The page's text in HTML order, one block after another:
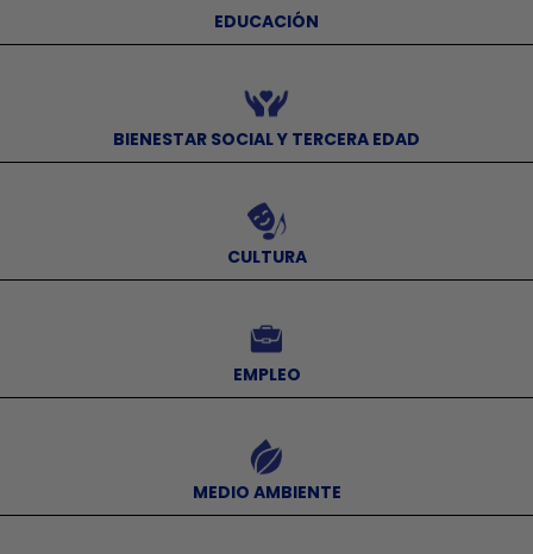
EDUCACIÓN
BIENESTAR SOCIAL Y TERCERA EDAD
CULTURA
EMPLEO
MEDIO AMBIENTE